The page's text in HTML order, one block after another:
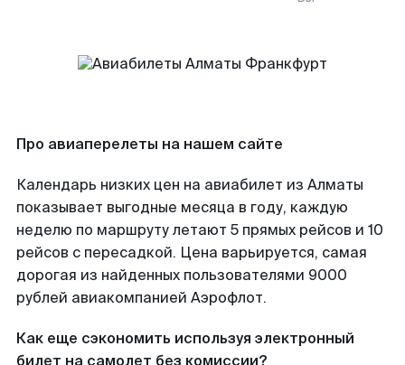
Про авиаперелеты на нашем сайте
Календарь низких цен на авиабилет из Алматы
показывает выгодные месяца в году, каждую
неделю по маршруту летают 5 прямых рейсов и 10
рейсов с пересадкой. Цена варьируется, самая
дорогая из найденных пользователями 9000
рублей авиакомпанией Аэрофлот.
Как еще сэкономить используя электронный
билет на самолет без комиссии?